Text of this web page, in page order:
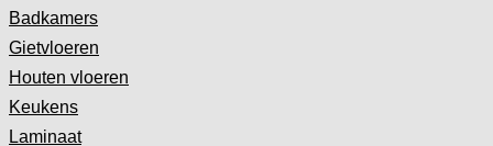
Badkamers
Gietvloeren
Houten vloeren
Keukens
Laminaat